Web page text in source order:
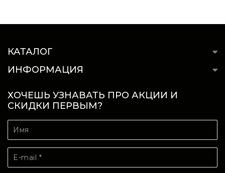
КАТАЛОГ
ИНФОРМАЦИЯ
ХОЧЕШЬ УЗНАВАТЬ ПРО АКЦИИ И
СКИДКИ ПЕРВЫМ?